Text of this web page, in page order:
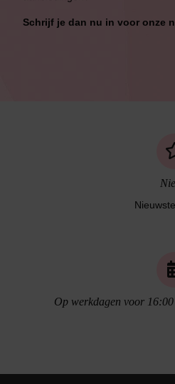
Schrijf je dan nu in voor onze
Op werkdagen voor